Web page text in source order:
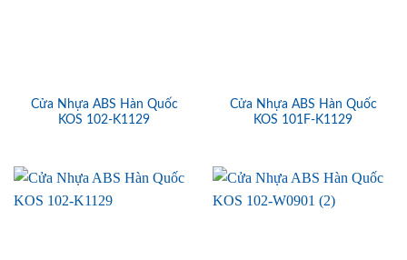
Cửa Nhựa ABS Hàn Quốc
KOS 102-K1129
Cửa Nhựa ABS Hàn Quốc
KOS 101F-K1129